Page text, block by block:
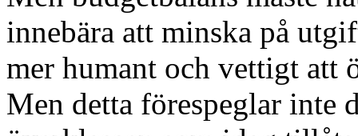
innebära att minska på
mer humant och vettigt att
Men detta förespeglar inte